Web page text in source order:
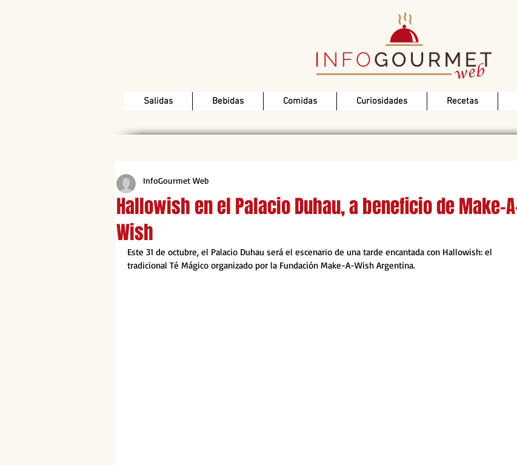
Salidas Bebidas Comidas Curiosidades Recetas
Hallowish en el Palacio Duhau, a beneficio de Make-
Wish
InfoGourmet Web
Este 31 de octubre, el Palacio Duhau será el escenario de una tarde encantada con Hallowish: el
tradicional Té Mágico organizado por la Fundación Make-A-Wish Argentina.